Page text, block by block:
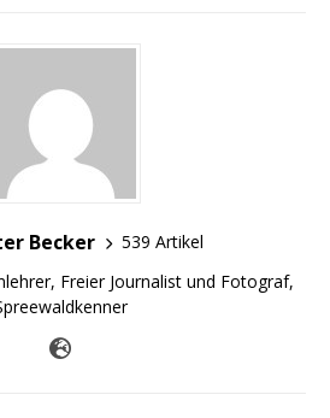
Becker
539 Artikel
Freier Journalist und Fotograf,